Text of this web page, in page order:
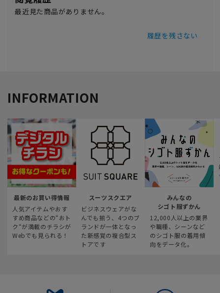
最近見た商品がありません。
履歴を残さない
INFORMATION
最新のお買い得情報
人気アイテムやおす
すめ商品などの“おト
ク“が満載のチラシが
Webでも見られる！
スーツスクエア
ビジネスウェアがな
んでも揃う、4つのブ
ランドが一体となっ
た新感覚の複合型ス
トアです
みんなの
シゴト服ずかん
12,000人以上の業界
や職種、シーンなど
のシゴト服の着用傾
向をデータ化。